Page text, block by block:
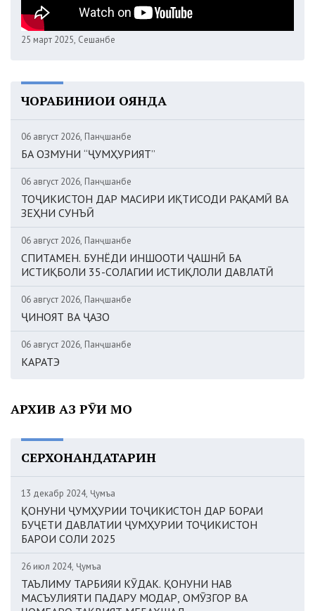
25 март 2025, Сешанбе
ЧОРАБИНИҲОИ ОЯНДА
06 август 2026, Панҷшанбе
БА ОЗМУНИ “ҶУМҲУРИЯТ”
06 август 2026, Панҷшанбе
ТОҶИКИСТОН ДАР МАСИРИ ИҚТИСОДИ РАҚАМӢ ВА
ЗЕҲНИ СУНЪӢ
06 август 2026, Панҷшанбе
СПИТАМЕН. БУНЁДИ ИНШООТИ ҶАШНӢ БА
ИСТИҚБОЛИ 35-СОЛАГИИ ИСТИҚЛОЛИ ДАВЛАТӢ
06 август 2026, Панҷшанбе
ҶИНОЯТ ВА ҶАЗО
06 август 2026, Панҷшанбе
КАРАТЭ
АРХИВ АЗ РӮИ МОҲ
СЕРХОНАНДАТАРИН
13 декабр 2024, Ҷумъа
ҚОНУНИ ҶУМҲУРИИ ТОҶИКИСТОН ДАР БОРАИ
БУҶЕТИ ДАВЛАТИИ ҶУМҲУРИИ ТОҶИКИСТОН
БАРОИ СОЛИ 2025
26 июл 2024, Ҷумъа
ТАЪЛИМУ ТАРБИЯИ КӮДАК. ҚОНУНИ НАВ
МАСЪУЛИЯТИ ПАДАРУ МОДАР, ОМӮЗГОР ВА